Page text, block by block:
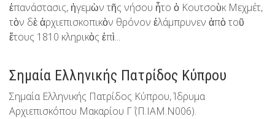
ἐπανάστασις, ἡγεμὼν τῆς νήσου ἦτο ὁ Κουτσοὺκ Μεχμέτ,
τὸν δὲ ἀρχιεπισκοπικὸν θρόνον ἐλάμπρυνεν ἀπὸ τοῦ
ἔτους 1810 κληρικὸς ἐπὶ...
Σημαία Ελληνικής Πατρίδoς Κύπρου
Σημαία Ελληνικής Πατρίδoς Κύπρου, Ίδρυμα
Αρχιεπισκόπου Μακαρίου Γ΄ (Π.ΙΑΜ.Ν006).